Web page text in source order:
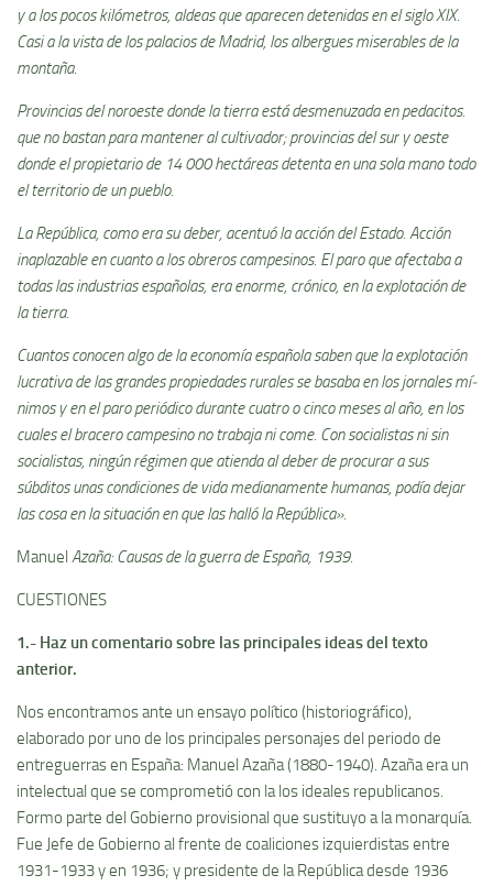
y a los pocos kilómetros, aldeas que aparecen detenidas en el siglo XIX.
Casi a la vista de los palacios de Madrid, los albergues miserables de la
montaña.
Provincias del noroeste donde la tierra está desmenuzada en pedacitos.
que no bastan para mantener al cultivador; provincias del sur y oeste
donde el propietario de 14 000 hectáreas detenta en una sola mano todo
el territorio de un pueblo.
La República, como era su deber, acentuó la acción del Estado. Acción
inaplazable en cuanto a los obreros campesinos. El paro que afectaba a
todas las industrias españolas, era enorme, crónico, en la explotación de
la tierra.
Cuantos conocen algo de la economí­a española saben que la explotación
lucrativa de las grandes propiedades rurales se basaba en los jornales mí­
nimos y en el paro periódico durante cuatro o cinco meses al año, en los
cuales el bracero campesino no trabaja ni come. Con socialistas ni sin
socialistas, ningún régimen que atienda al deber de procurar a sus
súbditos unas condiciones de vida medianamente humanas, podí­a dejar
las cosa en la situación en que las halló la República».
Manuel Azaña: Causas de la guerra de España, 1939.
CUESTIONES
1.- Haz un comentario sobre las principales ideas del texto
anterior.
Nos encontramos ante un ensayo polí­tico (historiográfico),
elaborado por uno de los principales personajes del periodo de
entreguerras en España: Manuel Azaña (1880-1940). Azaña era un
intelectual que se comprometió con la los ideales republicanos.
Formo parte del Gobierno provisional que sustituyo a la monarquí­a.
Fue Jefe de Gobierno al frente de coaliciones izquierdistas entre
1931-1933 y en 1936; y presidente de la República desde 1936